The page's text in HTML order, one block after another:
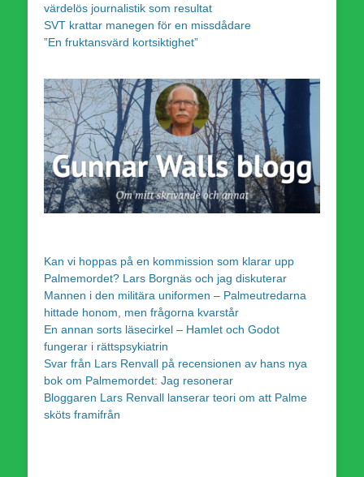
värdelös journalistik som resultat
SVT krattar manegen för en missdådare
”En fruktansvärd kortsiktighet”
Kan vi hoppas på en kommission som klarar upp
Palmemordet? Lars Borgnäs och jag diskuterar
Mannen i den militära uniformen – Palmeutredarna
hittade honom, men frågorna kvarstår
En annan sorts läsecirkel – Hamlet och Godot
fungerar i rättspsykiatrin
Svar från Lars Renvall på recensionen av hans nya
bok om Palmemordet: Jag resonerar
Bloggaren Lars Renvall lanserar teori om att Palme
sköts framifrån